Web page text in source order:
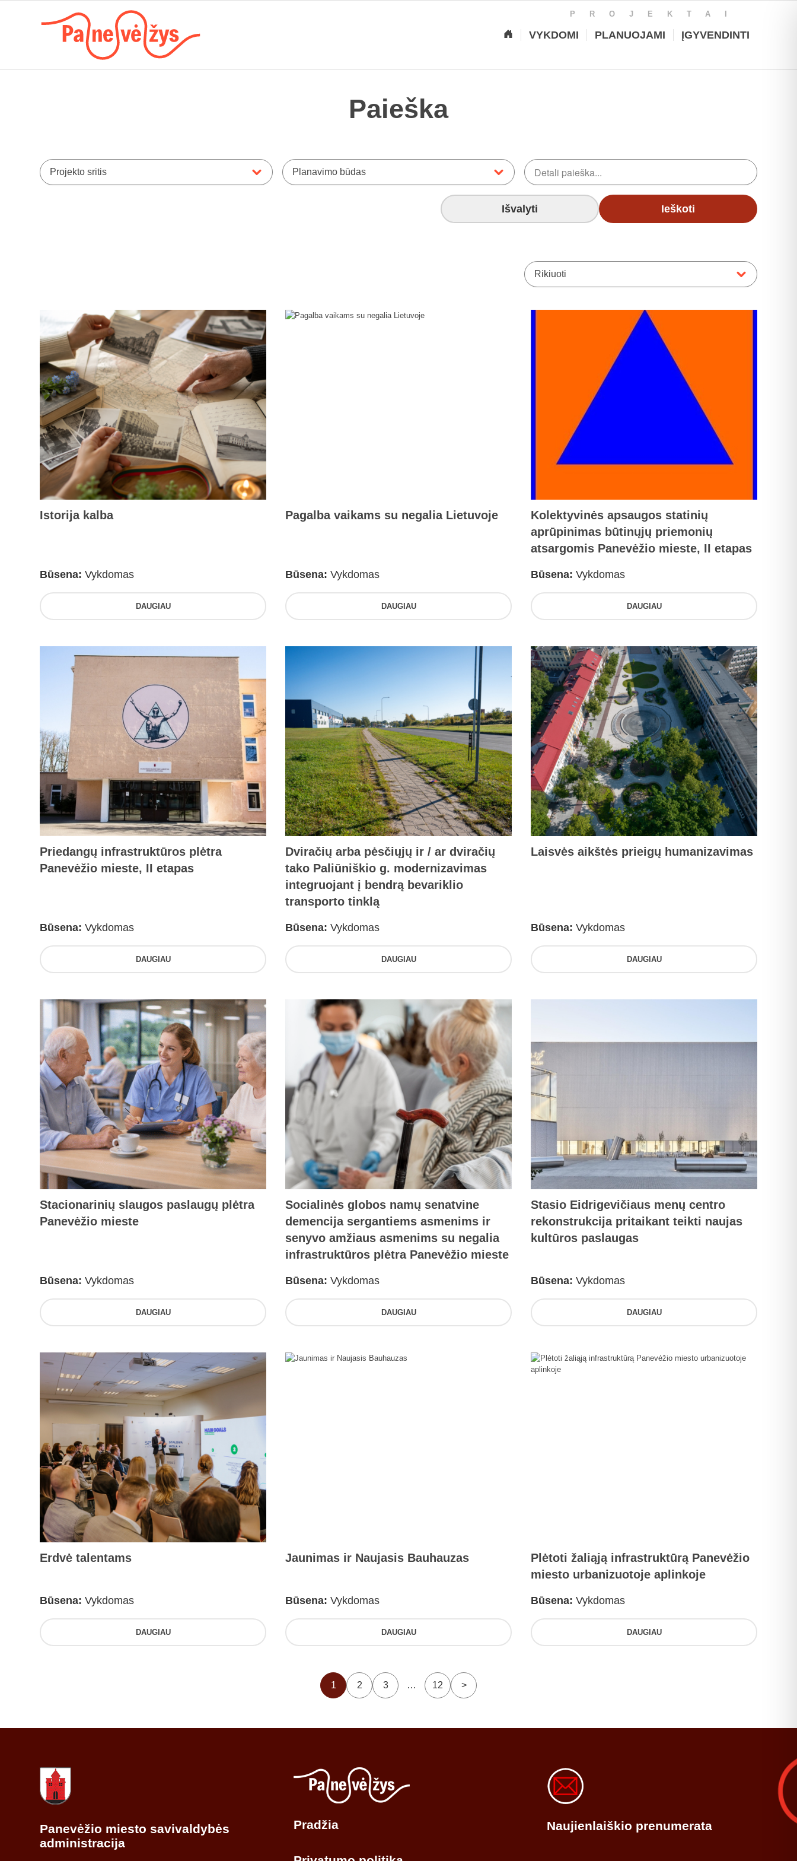
PROJEKTAI
VYKDOMI PLANUOJAMI ĮGYVENDINTI
Paieška
Projekto sritis Planavimo būdas
Išvalyti Ieškoti
Rikiuoti
Istorija kalba
Būsena: Vykdomas
DAUGIAU
Pagalba vaikams su negalia Lietuvoje
Būsena: Vykdomas
DAUGIAU
Kolektyvinės apsaugos statinių
aprūpinimas būtinųjų priemonių
atsargomis Panevėžio mieste, II etapas
Būsena: Vykdomas
DAUGIAU
Priedangų infrastruktūros plėtra
Panevėžio mieste, II etapas
Būsena: Vykdomas
DAUGIAU
Dviračių arba pėsčiųjų ir / ar dviračių
tako Paliūniškio g. modernizavimas
integruojant į bendrą bevariklio
transporto tinklą
Būsena: Vykdomas
DAUGIAU
Laisvės aikštės prieigų humanizavimas
Būsena: Vykdomas
DAUGIAU
Stacionarinių slaugos paslaugų plėtra
Panevėžio mieste
Būsena: Vykdomas
DAUGIAU
Socialinės globos namų senatvine
demencija sergantiems asmenims ir
senyvo amžiaus asmenims su negalia
infrastruktūros plėtra Panevėžio mieste
Būsena: Vykdomas
DAUGIAU
Stasio Eidrigevičiaus menų centro
rekonstrukcija pritaikant teikti naujas
kultūros paslaugas
Būsena: Vykdomas
DAUGIAU
Erdvė talentams
Būsena: Vykdomas
DAUGIAU
Jaunimas ir Naujasis Bauhauzas
Būsena: Vykdomas
DAUGIAU
Plėtoti žaliąją infrastruktūrą Panevėžio
miesto urbanizuotoje aplinkoje
Būsena: Vykdomas
DAUGIAU
1 2 3 … 12 >
Panevėžio miesto savivaldybės
administracija
Pradžia Naujienlaiškio prenumerata